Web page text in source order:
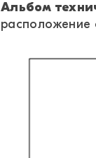
Альбом
расположение